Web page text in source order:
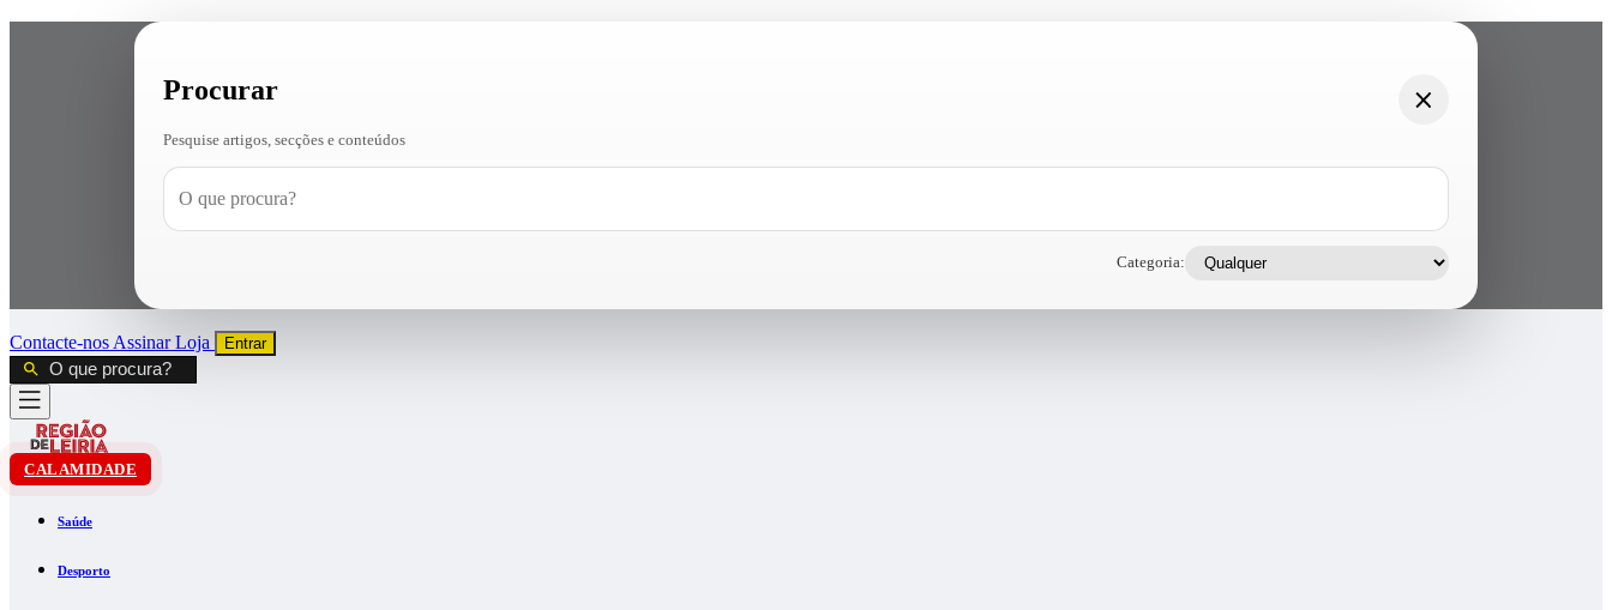
Procurar
Pesquise artigos, secções e conteúdos
Categoria:
Contacte-nos AssinarLoja Entrar
CALAMIDADE
Saúde
Desporto